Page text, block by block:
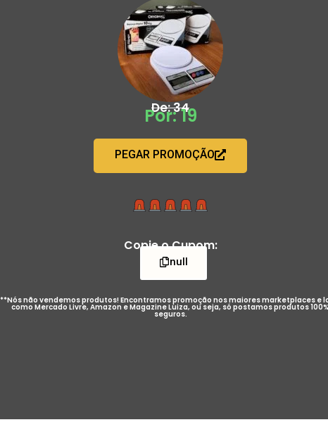
De: 34
Por: 19
PEGAR PROMOÇÃO
Copie o Cupom:
null
**Nós não vendemos produtos! Encontramos promoção nos maiores marketplaces e
como Mercado Livre, Amazon e Magazine Luiza, ou seja, só postamos produtos 100%
seguros.